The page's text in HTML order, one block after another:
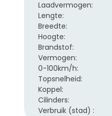
Laadvermogen:
Lengte:
Breedte:
Hoogte:
Brandstof:
Vermogen:
0-100km/h:
Topsnelheid:
Koppel:
Cilinders:
Verbruik (stad) :